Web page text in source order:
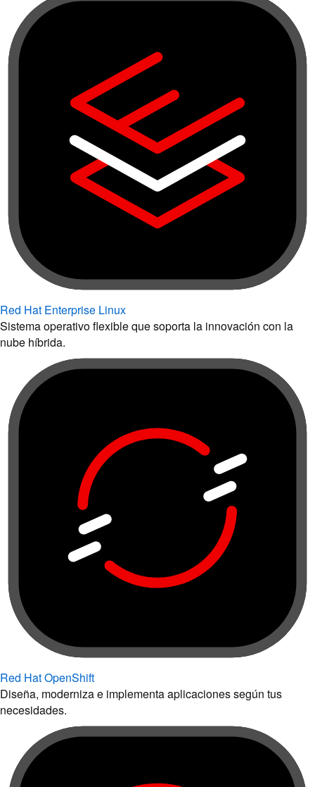
Red Hat Enterprise Linux
Sistema operativo flexible que soporta la innovación con la
nube híbrida.
Red Hat OpenShift
Diseña, moderniza e implementa aplicaciones según tus
necesidades.